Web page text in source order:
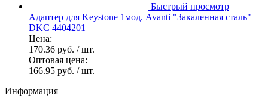
Быстрый просмотр
Адаптер для Keystone 1мод. Avanti "Закаленная сталь"
DKC 4404201
Цена:
170.36 руб. / шт.
Оптовая цена:
166.95 руб. / шт.
Информация